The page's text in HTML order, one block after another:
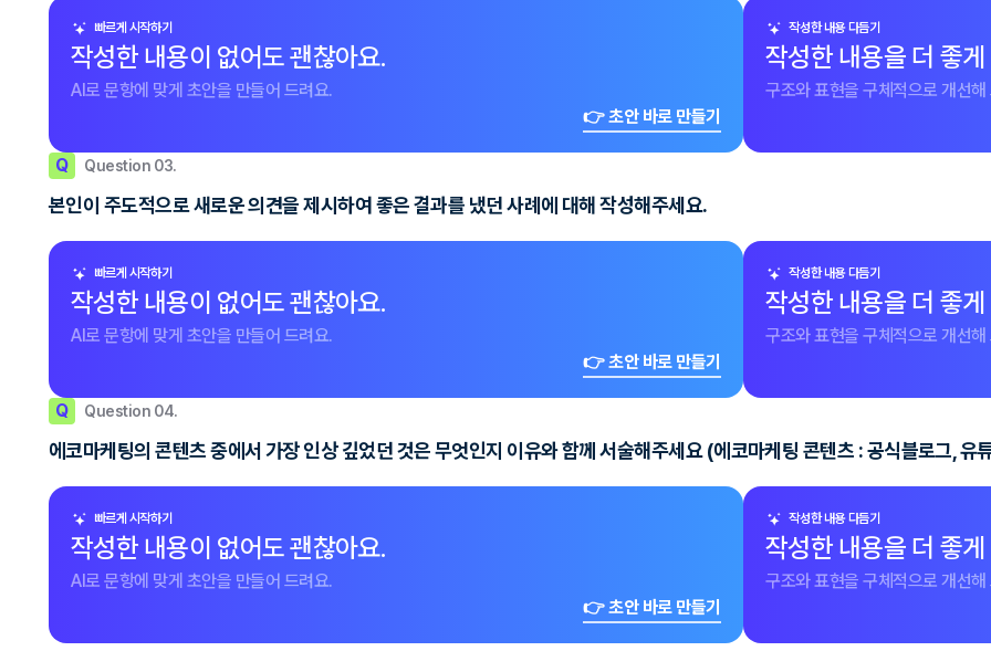
빠르게 시작하기
작성한 내용이 없어도 괜찮아요.
AI로 문항에 맞게 초안을 만들어 드려요.
👉 초안 바로 만들기
작성한 내용 다듬기
작성한 내용을 더 좋
구조와 표현을 구체적으로 개선해
Q Question 03.
본인이 주도적으로 새로운 의견을 제시하여 좋은 결과를 냈던 사례에 대해 작성해주세요.
빠르게 시작하기
작성한 내용이 없어도 괜찮아요.
AI로 문항에 맞게 초안을 만들어 드려요.
👉 초안 바로 만들기
작성한 내용 다듬기
작성한 내용을 더 좋
구조와 표현을 구체적으로 개선해
Q Question 04.
에코마케팅의 콘텐츠 중에서 가장 인상 깊었던 것은 무엇인지 이유와 함께 서술해주세요 (에코마케팅 콘텐츠 : 공식블로그, 유
빠르게 시작하기
작성한 내용이 없어도 괜찮아요.
AI로 문항에 맞게 초안을 만들어 드려요.
👉 초안 바로 만들기
작성한 내용 다듬기
작성한 내용을 더 좋
구조와 표현을 구체적으로 개선해